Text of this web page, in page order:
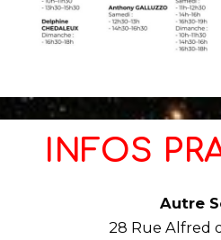
INFOS
Autre
28 Rue Alfred